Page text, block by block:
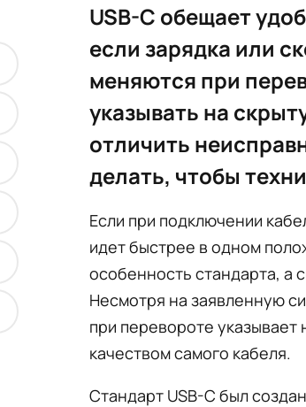
USB-C обещает
если зарядка или
меняются при
указывать на
отличить
делать, чтобы
Если при подключении
идет быстрее в одном
особенность стандарта, а
Несмотря на заявленную
при перевороте указывает
качеством самого кабеля.
Стандарт USB-C был